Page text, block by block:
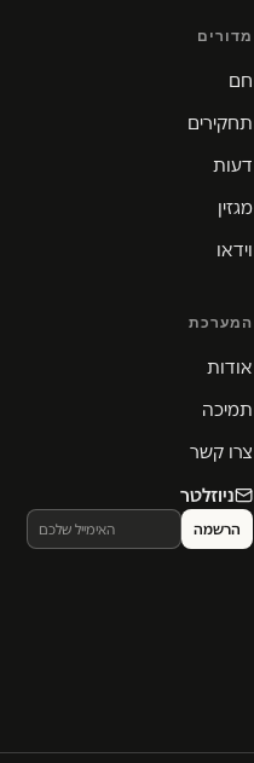
מדורים
חם
תחקירים
דעות
מגזין
וידאו
המערכת
אודות
תמיכה
צרו קשר
ניוזלטר